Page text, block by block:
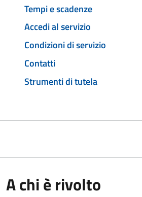
Tempi e scadenze
Accedi al servizio
Condizioni di servizio
Contatti
Strumenti di tutela
A chi è rivolto